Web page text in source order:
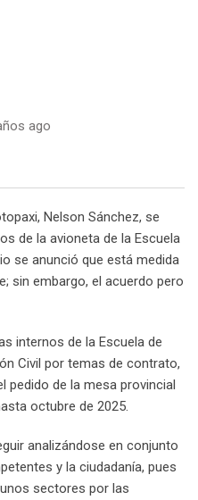
ago
Nelson Sánchez, se
de la avioneta de la Escuela
se anunció que está medida
sin embargo, el acuerdo pero
internos de la Escuela de
Civil por temas de contrato,
pedido de la mesa provincial
octubre de 2025.
analizándose en conjunto
y la ciudadanía, pues
sectores por las